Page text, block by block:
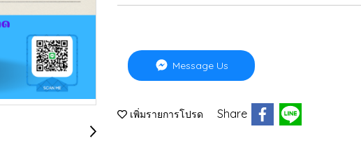
Message Us
เพิ่มรายการโปรด Share